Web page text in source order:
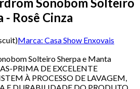
- Rosê Cinza
)Marca: Casa Show Enxovais
Solteiro Sherpa e Manta
PRIMA DE EXCELENTE
À PROCESSO DE LAVAGEM,